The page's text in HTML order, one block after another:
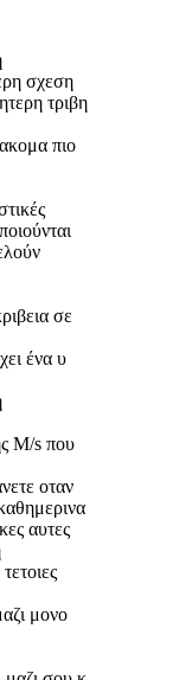
σχεση
τριβη
πιο
σε
ένα υ
Μ/s που
οταν
αυτες
μονο